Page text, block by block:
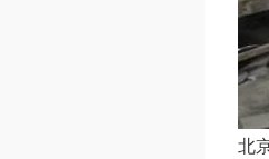
北